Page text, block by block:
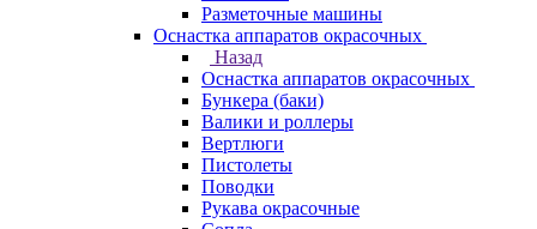
Разметочные машины
Оснастка аппаратов окрасочных
Назад
Оснастка аппаратов окрасочных
Бункера (баки)
Валики и роллеры
Вертлюги
Пистолеты
Поводки
Рукава окрасочные